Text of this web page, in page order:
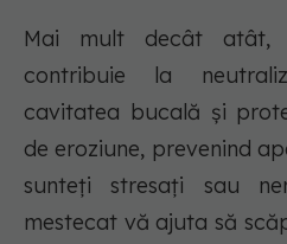
Mai mult decât atât,
contribuie la
cavitatea bucală și
de eroziune, prevenind
sunteți stresați sau
mestecat vă ajuta să